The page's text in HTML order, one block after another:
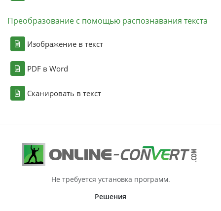
Преобразование с помощью распознавания текста
Изображение в текст
PDF в Word
Сканировать в текст
Не требуется установка программ.
Решения